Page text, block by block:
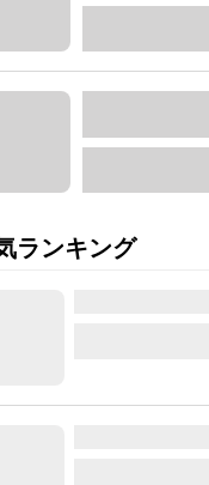
ランキング